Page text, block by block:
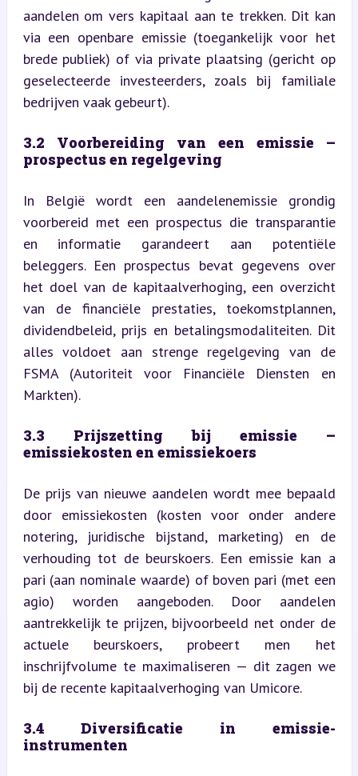
aandelen om vers kapitaal aan te trekken. Dit kan
via een openbare emissie (toegankelijk voor het
brede publiek) of via private plaatsing (gericht op
geselecteerde investeerders, zoals bij familiale
bedrijven vaak gebeurt).
3.2 Voorbereiding van een emissie –
prospectus en regelgeving
In België wordt een aandelenemissie grondig
voorbereid met een prospectus die transparantie
en informatie garandeert aan potentiële
beleggers. Een prospectus bevat gegevens over
het doel van de kapitaalverhoging, een overzicht
van de financiële prestaties, toekomstplannen,
dividendbeleid, prijs en betalingsmodaliteiten. Dit
alles voldoet aan strenge regelgeving van de
FSMA (Autoriteit voor Financiële Diensten en
Markten).
3.3 Prijszetting bij emissie –
emissiekosten en emissiekoers
De prijs van nieuwe aandelen wordt mee bepaald
door emissiekosten (kosten voor onder andere
notering, juridische bijstand, marketing) en de
verhouding tot de beurskoers. Een emissie kan a
pari (aan nominale waarde) of boven pari (met een
agio) worden aangeboden. Door aandelen
aantrekkelijk te prijzen, bijvoorbeeld net onder de
actuele beurskoers, probeert men het
inschrijfvolume te maximaliseren — dit zagen we
bij de recente kapitaalverhoging van Umicore.
3.4 Diversificatie in emissie-
instrumenten